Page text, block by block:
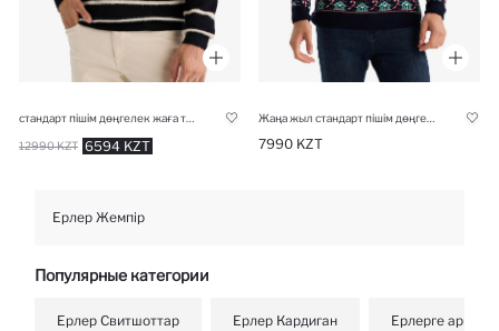
6594 KZT
12990 KZT 7990 KZT
Ерлер Жемпір
Популярные категории
Ерлер Свитшоттар Ерлер Кардиган Ерлерге